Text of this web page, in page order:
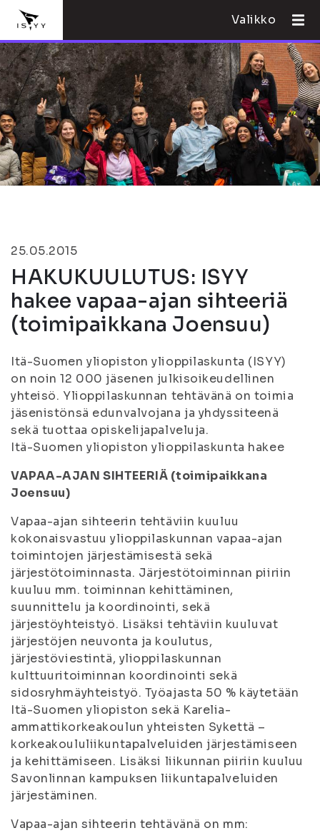
Valikko
25.05.2015
HAKUKUULUTUS: ISYY
hakee vapaa-ajan sihteeriä
(toimipaikkana Joensuu)
Itä-Suomen yliopiston ylioppilaskunta (ISYY)
on noin 12 000 jäsenen julkisoikeudellinen
yhteisö. Ylioppilaskunnan tehtävänä on toimia
jäsenistönsä edunvalvojana ja yhdyssiteenä
sekä tuottaa opiskelijapalveluja.
Itä-Suomen yliopiston ylioppilaskunta hakee
VAPAA-AJAN SIHTEERIÄ (toimipaikkana
Joensuu)
Vapaa-ajan sihteerin tehtäviin kuuluu
kokonaisvastuu ylioppilaskunnan vapaa-ajan
toimintojen järjestämisestä sekä
järjestötoiminnasta. Järjestötoiminnan piiriin
kuuluu mm. toiminnan kehittäminen,
suunnittelu ja koordinointi, sekä
järjestöyhteistyö. Lisäksi tehtäviin kuuluvat
järjestöjen neuvonta ja koulutus,
järjestöviestintä, ylioppilaskunnan
kulttuuritoiminnan koordinointi sekä
sidosryhmäyhteistyö. Työajasta 50 % käytetään
Itä-Suomen yliopiston sekä Karelia-
ammattikorkeakoulun yhteisten Sykettä –
korkeakoululiikuntapalveluiden järjestämiseen
ja kehittämiseen. Lisäksi liikunnan piiriin kuuluu
Savonlinnan kampuksen liikuntapalveluiden
järjestäminen.
Vapaa-ajan sihteerin tehtävänä on mm: